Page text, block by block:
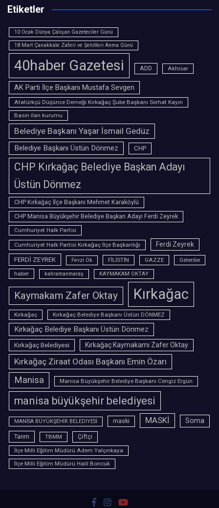
Etiketler
10 Ocak Dünya Çalışan Gazeteciler Günü
18 Mart Çanakkale Zaferi ve Şehitleri Anma Günü
40haber Gazetesi ADD Akhisar
AK Parti İlçe Başkanı Mustafa Sevgen
Atatürkçü Düşünce Derneği Kırkağaç Şube Başkanı Serhat Kayın
Basın ilan kurumu
Belediye Başkanı Yaşar İsmail Gedüz
Belediye Başkanı Üstün Dönmez CHP
CHP Kırkağaç Belediye Başkan Adayı
Üstün Dönmez
CHP Kırkağaç İlçe Başkanı Mehmet Karaköylü
CHP Manisa Büyükşehir Belediye Başkan Adayı Ferdi Zeyrek
Cumhuriyet Halk Partisi
Cumhuriyet Halk Partisi Kırkağaç İlçe Başkanlığı
Ferdi Zeyrek
FERDİ ZEYREK
Fevzi Ok FİLİSTİN GAZZE
Gelenbe
haber
kahramanmaraş KAYMAKAM OKTAY
Kaymakam Zafer Oktay Kırkağac
Kırkağaç Kırkağaç Belediye Başkanı Üstün DÖNMEZ
Kırkağaç Belediye Başkanı Üstün Dönmez
Kırkağaç Belediyesi Kırkağaç Kaymakamı Zafer Oktay
Kırkağaç Ziraat Odası Başkanı Emin Özarı
Manisa Manisa Büyükşehir Belediye Başkanı Cengiz Ergün
manisa büyükşehir belediyesi
MANİSA BÜYÜKŞEHİR BELEDİYESİ maski MASKİ Soma
Tarım TBMM
Çiftçi
İlçe Milli Eğitim Müdürü Adem Yalçınkaya
İlçe Milli Eğitim Müdürü Halil Boncuk